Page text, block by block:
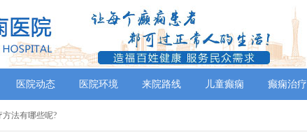
医院动态 医院环境 来院路线 儿童癫痫 癫痫治疗
法有哪些呢?